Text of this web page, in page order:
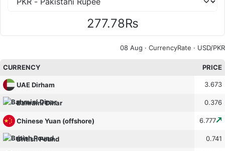
277.78₨
08 Aug · CurrencyRate · USD/PKR
CURRENCY PRICE
UAE Dirham 3.673
Bahraini Dinar 0.376
Chinese Yuan (offshore) 6.777
British Pound 0.741